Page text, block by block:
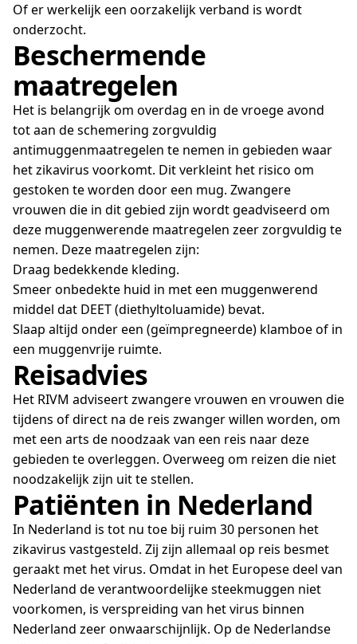
Of er werkelijk een oorzakelijk verband is wordt
onderzocht.
Beschermende
maatregelen
Het is belangrijk om overdag en in de vroege avond
tot aan de schemering zorgvuldig
antimuggenmaatregelen te nemen in gebieden waar
het zikavirus voorkomt. Dit verkleint het risico om
gestoken te worden door een mug. Zwangere
vrouwen die in dit gebied zijn wordt geadviseerd om
deze muggenwerende maatregelen zeer zorgvuldig te
nemen. Deze maatregelen zijn:
Draag bedekkende kleding.
Smeer onbedekte huid in met een muggenwerend
middel dat DEET (diethyltoluamide) bevat.
Slaap altijd onder een (geïmpregneerde) klamboe of in
een muggenvrije ruimte.
Reisadvies
Het RIVM adviseert zwangere vrouwen en vrouwen die
tijdens of direct na de reis zwanger willen worden, om
met een arts de noodzaak van een reis naar deze
gebieden te overleggen. Overweeg om reizen die niet
noodzakelijk zijn uit te stellen.
Patiënten in Nederland
In Nederland is tot nu toe bij ruim 30 personen het
zikavirus vastgesteld. Zij zijn allemaal op reis besmet
geraakt met het virus. Omdat in het Europese deel van
Nederland de verantwoordelijke steekmuggen niet
voorkomen, is verspreiding van het virus binnen
Nederland zeer onwaarschijnlijk. Op de Nederlandse